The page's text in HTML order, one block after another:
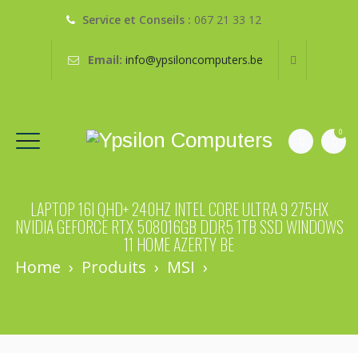
Service et Conseils : 067 21 33 12
Email: info@ypsiloncomputers.be
0
LAPTOP 16I QHD+ 240HZ INTEL CORE ULTRA 9 275HX
NVIDIA GEFORCE RTX 508016GB DDR5 1TB SSD WINDOWS
11 HOME AZERTY BE
Home › Produits › MSI ›